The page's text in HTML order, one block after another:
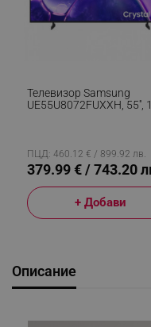
Телевизор Samsung
UE55U8072FUXXH, 55'',
ПЦД: 460.12 € / 899.92 лв.
379.99 € / 743.20
+ Добави
Описание